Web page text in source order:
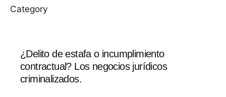
Category
¿Delito de estafa o incumplimiento
contractual? Los negocios jurídicos
criminalizados.